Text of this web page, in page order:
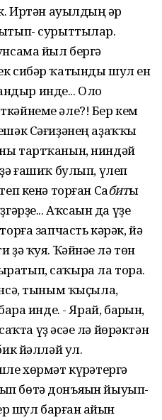
Иртән ауылдың һәр
сурыттылар.
йыл бергә
сибәр ҡатынды шул ен
инде... Оло
әле?! Бер кем
Сәғиҙәнең аҙаҡҡы
тартҡанын, ниндәй
ғашиҡ булып, үлеп
кенә торған Сабиты
Аҡсаһын да үҙе
запчасть кәрәк, йә
ҡуя. Ҡәйнәһе лә төн
саҡыра ла тора.
тыным ҡыҫыла,
инде. - Ярай, барһын,
үҙ әсәһе лә йөрәктән
йәлләй ул.
хөрмәт күрһәтергә
бөтә донъяһын йыуып-
шул барған һайын